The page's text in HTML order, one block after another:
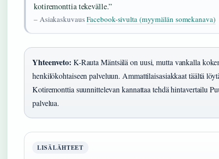
kotiremonttia tekevälle.”
– AsiakaskuvausFacebook-sivulta (myymälän somekanava)
Yhteenveto: K-Rauta Mäntsälä on uusi, mutta vankalla
henkilökohtaiseen palveluun. Ammattilaisasiakkaat täältä
Kotiremonttia suunnittelevan kannattaa tehdä hintavertailu
palvelua.
LISÄLÄHTEET